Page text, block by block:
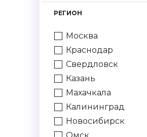
-7,75
-8.0
-8.5
-9.0
-9.5
-10.0
+1.0
+1.5
+2.0
+2.5
РЕГИОН
Москва
Краснодар
Свердловск
Казань
Махачкала
Калининград
Новосибирск